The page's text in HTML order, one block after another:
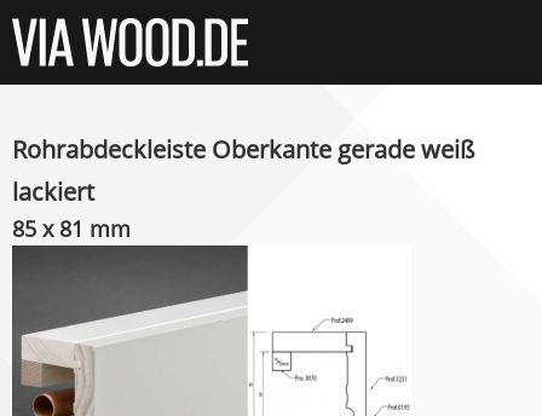
Rohrabdeckleiste Oberkante gerade weiß
lackiert
85 x 81 mm